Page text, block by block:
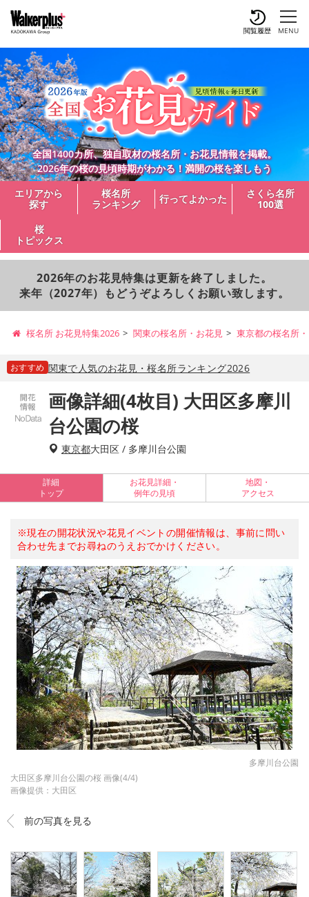
MENU
閲覧履歴
全国1400カ所、独自取材の桜名所・お花見情報を掲載。
2026年の桜の見頃時期がわかる！満開の桜を楽しもう
エリアから
探す
桜名所
ランキング
行ってよかった
さくら名所
100選
桜
トピックス
2026年のお花見特集は更新を終了しました。
来年（2027年）もどうぞよろしくお願い致します。
桜名所 お花見特集2026 関東の桜名所・お花見 東京都の桜名所
おすすめ 関東で人気のお花見・桜名所ランキング2026
画像詳細(4枚目) 大田区多摩川
台公園の桜
東京都大田区 / 多摩川台公園
詳細
トップ
お花見詳細・
例年の見頃
地図・
アクセス
※現在の開花状況や花見イベントの開催情報は、事前に問い
合わせ先までお尋ねのうえおでかけください。
多摩川台公園
大田区多摩川台公園の桜 画像(4/4)
画像提供：大田区
前の写真を見る